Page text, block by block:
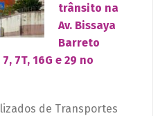
trânsito na
Av. Bissaya
Barreto
7T, 16G e 29 no
de Transportes